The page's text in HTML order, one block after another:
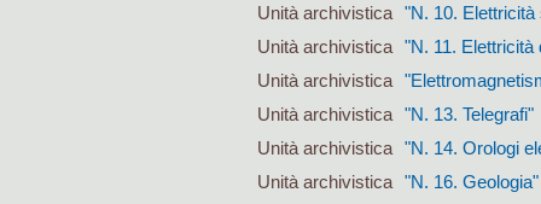
Unità archivistica "N. 10. Elettricità
Unità archivistica "N. 11. Elettricità
Unità archivistica
Unità archivistica "N. 13. Telegrafi"
Unità archivistica "N. 14. Orologi
Unità archivistica "N. 16. Geologia"